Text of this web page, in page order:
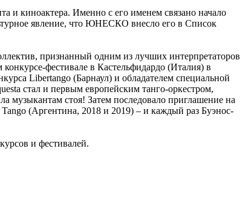
и киноактера. Именно с его именем связано начало
явление, что ЮНЕСКО внесло его в Список
признанный одним из лучших интерпретаторов
фестивале в Кастельфидардо (Италия) в
Libertango (Барнаул) и обладателем специальной
стал и первым европейским танго-оркестром,
музыкантам стоя! Затем последовало приглашение на
(Аргентина, 2018 и 2019) – и каждый раз Буэнос-
и фестивалей.